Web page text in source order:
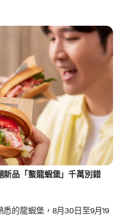
新品「螯龍蝦堡」千萬別錯
的龍蝦堡，8月30日至9月19